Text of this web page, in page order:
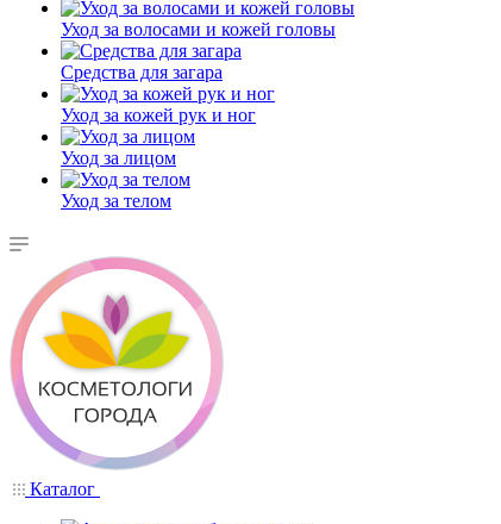
Уход за волосами и кожей головы
Средства для загара
Уход за кожей рук и ног
Уход за лицом
Уход за телом
Каталог